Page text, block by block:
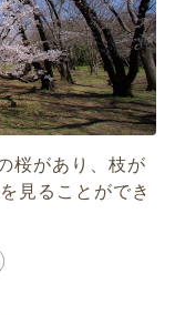
桜があり、枝が
見ることができ